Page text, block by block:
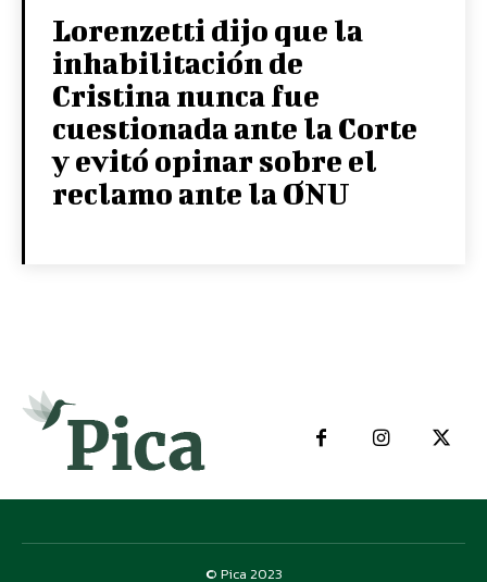
Lorenzetti dijo que la
inhabilitación de
Cristina nunca fue
cuestionada ante la Corte
y evitó opinar sobre el
reclamo ante la ONU
© Pica 2023